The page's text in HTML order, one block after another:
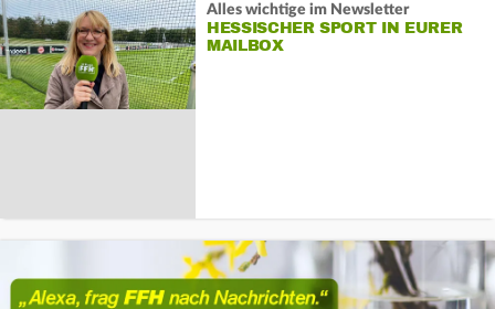
Alles wichtige im Newsletter
HESSISCHER SPORT IN EURER
MAILBOX